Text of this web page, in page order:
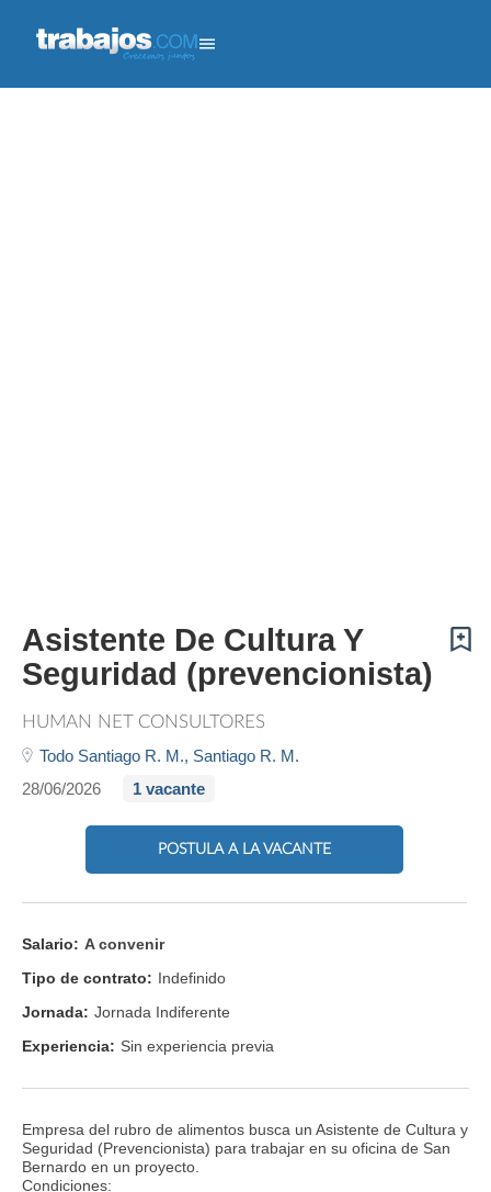
Asistente De Cultura Y
Seguridad (prevencionista)
HUMAN NET CONSULTORES
Todo Santiago R. M., Santiago R. M.
28/06/2026
1 vacante
POSTULA A LA VACANTE
Salario: A convenir
Tipo de contrato: Indefinido
Jornada: Jornada Indiferente
Experiencia: Sin experiencia previa
Empresa del rubro de alimentos busca un Asistente de Cultura y
Seguridad (Prevencionista) para trabajar en su oficina de San
Bernardo en un proyecto.
Condiciones: